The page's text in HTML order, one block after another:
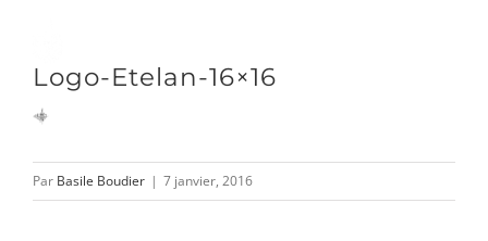
contenuLogo-Etelan-16×16
Par Basile Boudier | 7 janvier, 2016